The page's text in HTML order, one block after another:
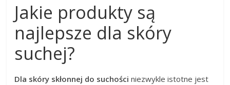
Jakie produkty są
najlepsze dla skóry
suchej?
Dla skóry skłonnej do suchości niezwykle istotne jest